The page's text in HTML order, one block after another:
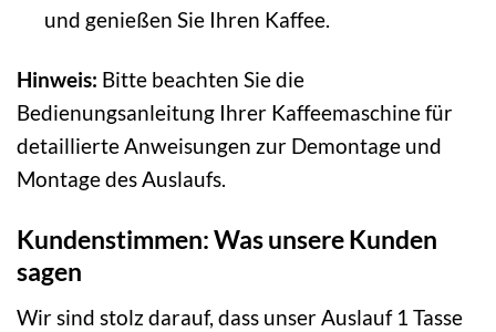
und genießen Sie Ihren Kaffee.
Hinweis: Bitte beachten Sie die
Bedienungsanleitung Ihrer Kaffeemaschine für
detaillierte Anweisungen zur Demontage und
Montage des Auslaufs.
Kundenstimmen: Was unsere Kunden
sagen
Wir sind stolz darauf, dass unser Auslauf 1 Tasse